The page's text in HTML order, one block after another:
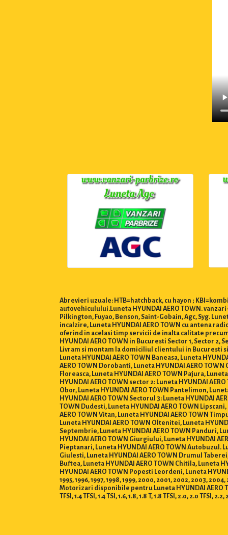
Abrevieri uzuale: HTB=hatchback, cu hayon ;
autovehiculului.Luneta HYUNDAI AERO TOWN.
Pilkington, Fuyao, Benson, Saint-Gobain, Agc, Syg.
incalzire, Luneta HYUNDAI AERO TOWN cu antena
oferind in acelasi timp servicii de inalta calitate
HYUNDAI AERO TOWN in Bucuresti Sector 1, Sector 2,
Livram si montam la domiciliul clientului in Bucuresti si
Luneta HYUNDAI AERO TOWN Baneasa, Luneta
AERO TOWN Dorobanti, Luneta HYUNDAI AERO
Floreasca, Luneta HYUNDAI AERO TOWN Pajura,
HYUNDAI AERO TOWN sector 2: Luneta HYUNDAI
Obor, Luneta HYUNDAI AERO TOWN Pantelimon,
HYUNDAI AERO TOWN Sectorul 3: Luneta HYUNDAI
TOWN Dudesti, Luneta HYUNDAI AERO TOWN
AERO TOWN Vitan, Luneta HYUNDAI AERO TOWN
Luneta HYUNDAI AERO TOWN Oltenitei, Luneta
Septembrie, Luneta HYUNDAI AERO TOWN Panduri,
HYUNDAI AERO TOWN Giurgiului, Luneta HYUNDAI
Pieptanari, Luneta HYUNDAI AERO TOWN Autobuzul.
Giulesti, Luneta HYUNDAI AERO TOWN Drumul
Buftea, Luneta HYUNDAI AERO TOWN Chitila, Luneta
HYUNDAI AERO TOWN Popesti Leordeni, Luneta
1995, 1996, 1997, 1998, 1999, 2000, 2001, 2002, 2003,
Motorizari disponibile pentru Luneta HYUNDAI AERO TOWN
TFSI, 1.4 TFSI, 1.4 TSI, 1.6, 1.8, 1.8 T, 1.8 TFSI, 2.0, 2.0 TFSI,